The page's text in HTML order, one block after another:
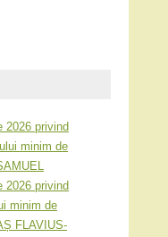
2026 privind
minim de
2026 privind
minim de
FLAVIUS-